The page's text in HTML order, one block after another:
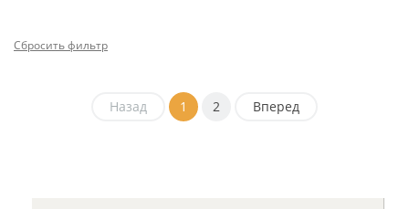
Сбросить фильтр
Назад 1 2 Вперед